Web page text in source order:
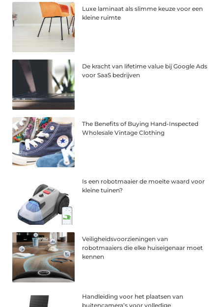
Luxe laminaat als slimme keuze voor een
kleine ruimte
De kracht van lifetime value bij Google Ads
voor SaaS bedrijven
The Benefits of Buying Hand-Inspected
Wholesale Vintage Clothing
Is een robotmaaier de moeite waard voor
kleine tuinen?
Veiligheidsvoorzieningen van
robotmaaiers die elke huiseigenaar moet
kennen
Handleiding voor het plaatsen van
buitencamera’s voor volledige